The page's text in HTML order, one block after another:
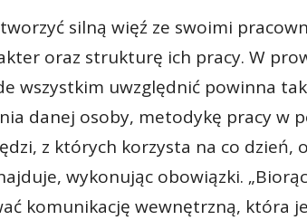
silną więź ze swoimi
oraz strukturę ich pracy. W
wszystkim uwzględnić powinna
danej osoby, metodykę pracy w
z których korzysta na co dzień,
wykonując obowiązki.
komunikację wewnętrzną, która